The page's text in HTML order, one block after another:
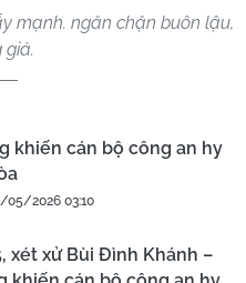
mạnh. ngăn chặn buôn lậu,
giả.
khiến cán bộ công an hy
05/2026 03:10
xét xử Bùi Đình Khánh –